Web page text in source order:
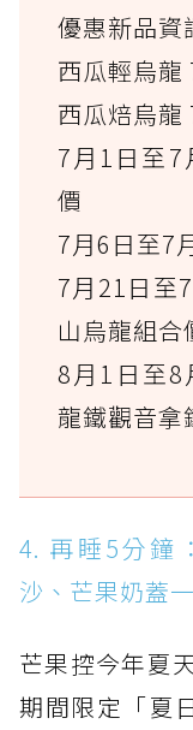
優惠新品資
西瓜輕烏龍
西瓜焙烏龍
7月1日至7
價
7月6日至7
7月21日至
山烏龍組合
8月1日至8
龍鐵觀音拿
4. 再睡5分鐘
沙、芒果奶蓋
芒果控今年夏
期間限定「夏